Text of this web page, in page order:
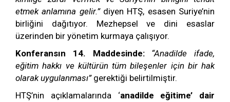
etmek anlamına gelir.”diyen HTŞ, esasen Suriye’nin
birliğini dağıtıyor. Mezhepsel ve dini esaslar
üzerinden bir yönetim kurmaya çalışıyor.
Konferansın 14. Maddesinde:
“Anadilde ifade,
eğitim hakkı ve kültürün tüm bileşenler için bir hak
olarak uygulanması”gerektiği belirtilmiştir.
HTŞ’nin açıklamalarında ‘anadilde eğitime’ dair